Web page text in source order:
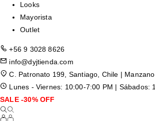
Looks
Mayorista
Outlet
+56 9 3028 8626
info@dyjtienda.com
C. Patronato 199, Santiago, Chile |
Lunes - Viernes: 10:00-7:00 PM | Sábados:
SALE -30% OFF